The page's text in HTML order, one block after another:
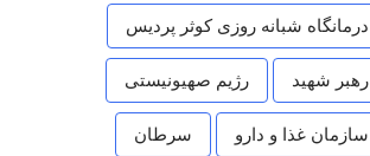
درمانگاه شبانه روزی کوثر پردیس
رهبر شهید رژیم صهیونیستی
سازمان غذا و دارو سرطان